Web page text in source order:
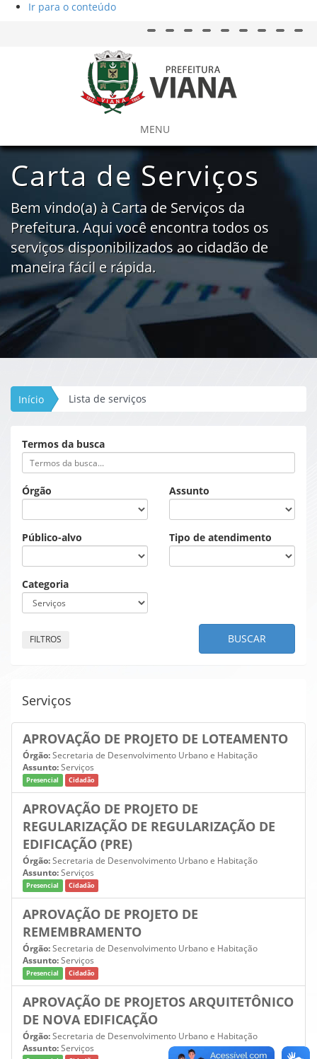
Ir para o conteúdo
Acessar página inicial do siteAção para aumentar tamanho da
Ação para diminuir
Ação para aplicar
Acessar página sobre
Acessar página
AcessarAcessar
MENU
Carta de Serviços
Bem vindo(a) à Carta de Serviços da
Prefeitura. Aqui você encontra todos os
serviços disponibilizados ao cidadão de
maneira fácil e rápida.
Início Lista de serviços
Termos da busca
Órgão Assunto
Público-alvo Tipo de atendimento
Categoria
FILTROS BUSCAR
Serviços
APROVAÇÃO DE PROJETO DE LOTEAMENTO
Órgão:Secretaria de Desenvolvimento Urbano e Habitação
Assunto:Serviços
Presencial Cidadão
APROVAÇÃO DE PROJETO DE
REGULARIZAÇÃO DE REGULARIZAÇÃO DE
EDIFICAÇÃO (PRE)
Órgão:Secretaria de Desenvolvimento Urbano e Habitação
Assunto:Serviços
Presencial Cidadão
APROVAÇÃO DE PROJETO DE
REMEMBRAMENTO
Órgão:Secretaria de Desenvolvimento Urbano e Habitação
Assunto:Serviços
Presencial Cidadão
APROVAÇÃO DE PROJETOS ARQUITETÔNICO
DE NOVA EDIFICAÇÃO
Órgão:Secretaria de Desenvolvimento Urbano e Habitação
Assunto:Serviços